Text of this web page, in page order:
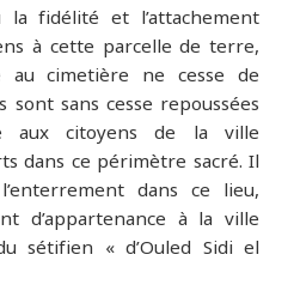
la fidélité et l’attachement
à cette parcelle de terre,
au cimetière ne cesse de
sont sans cesse repoussées
aux citoyens de la ville
dans ce périmètre sacré. Il
dans ce lieu,
d’appartenance à la ville
sétifien « d’Ouled Sidi el